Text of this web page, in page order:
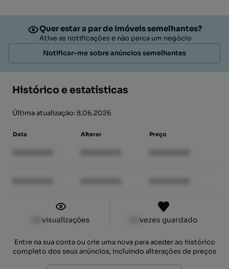
Quer estar a par de imóveis semelhantes?
Ative as notificações e não perca um negócio
Notificar-me sobre anúncios semelhantes
Histórico e estatísticas
Última atualização: 8.06.2026
Data Alterar Preço
visualizações vezes guardado
Entre na sua conta ou crie uma nova para aceder ao histórico
completo dos seus anúncios, incluindo alterações de preços